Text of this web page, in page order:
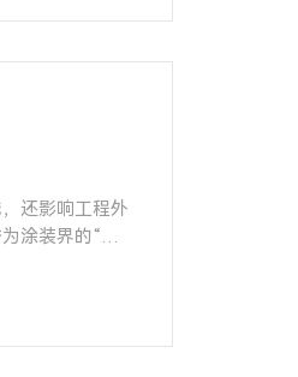
还影响工程外
涂装界的“耐